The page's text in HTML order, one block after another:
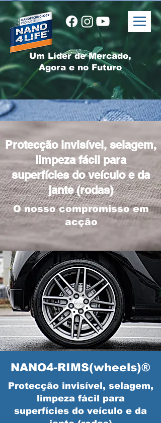
Um Líder de Mercado,
Agora e no Futuro
Protecção invisível, selagem,
limpeza fácil para
superfícies do veículo e da
jante (rodas)
O nosso compromisso em
acção
NANO4-RIMS(wheels)®
Protecção invisível, selagem,
limpeza fácil para
superfícies do veículo e da